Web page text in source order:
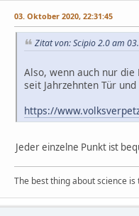
03. Oktober 2020, 22:31:45
Zitat von: Scipio 2.0 am
Also, wenn auch nur
seit Jahrzehnten Tür
https://
Jeder einzelne Punkt ist
The best thing about science